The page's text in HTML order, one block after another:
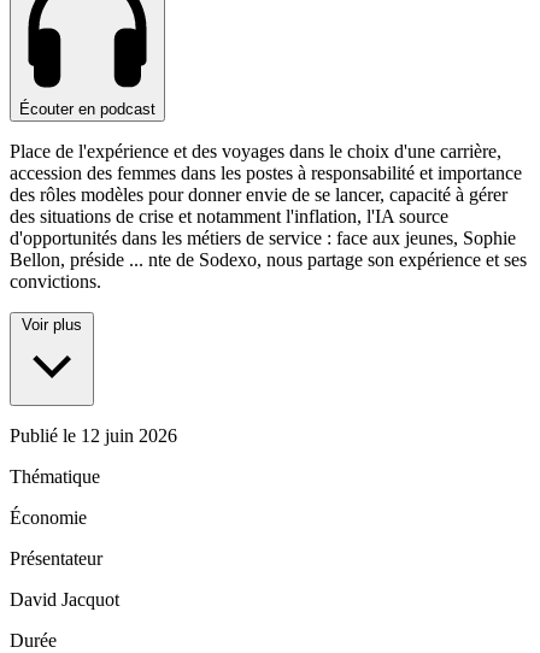
Écouter en podcast
Place de l'expérience et des voyages dans le choix d'une carrière,
accession des femmes dans les postes à responsabilité et importance
des rôles modèles pour donner envie de se lancer, capacité à gérer
des situations de crise et notamment l'inflation, l'IA source
d'opportunités dans les métiers de service : face aux jeunes, Sophie
Bellon, préside ... nte de Sodexo, nous partage son expérience et ses
convictions.
Voir plus
Publié le 12 juin 2026
Thématique
Économie
Présentateur
David Jacquot
Durée